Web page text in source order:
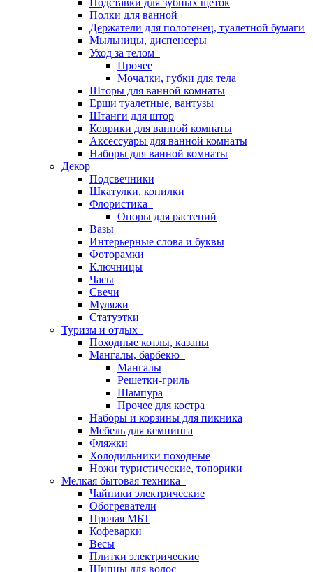
Подставки для зубных щеток
Полки для ванной
Держатели для полотенец, туалетной бумаги
Мыльницы, диспенсеры
Уход за телом
Прочее
Мочалки, губки для тела
Шторы для ванной комнаты
Ерши туалетные, вантузы
Штанги для штор
Коврики для ванной комнаты
Аксессуары для ванной комнаты
Наборы для ванной комнаты
Декор
Подсвечники
Шкатулки, копилки
Флористика
Опоры для растений
Вазы
Интерьерные слова и буквы
Фоторамки
Ключницы
Часы
Свечи
Муляжи
Статуэтки
Туризм и отдых
Походные котлы, казаны
Мангалы, барбекю
Мангалы
Решетки-гриль
Шампура
Прочее для костра
Наборы и корзины для пикника
Мебель для кемпинга
Фляжки
Холодильники походные
Ножи туристические, топорики
Мелкая бытовая техника
Чайники электрические
Обогреватели
Прочая МБТ
Кофеварки
Весы
Плитки электрические
Щипцы для волос